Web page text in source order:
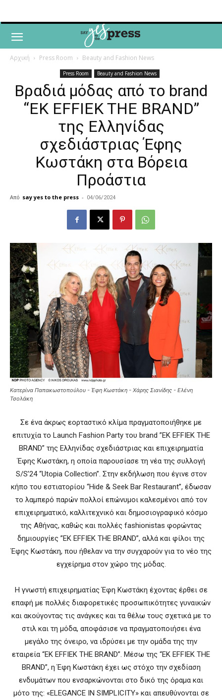
Αρχική Press Room Beauty and Fashion News
Press Room Beauty and Fashion News
Βραδιά μόδας από το brand
“EK EFFIEK THE BRAND”
της Ελληνίδας
σχεδιάστριας Έφης
Κωστάκη στα Βόρεια
Προάστια
Από say yes to the press - 04/06/2024
Κατερίνα Παπακωστοπούλου - Έφη Κωστάκη - Χάρης Σιανίδης - Ελένη
Τσολάκη
Σε ένα άκρως εορταστικό κλίμα πραγματοποιήθηκε με
επιτυχία το Launch Fashion Party του brand ”EK EFFIEK THE
BRAND” της Ελληνίδας σχεδιάστριας και επιχειρηματία
Έφης Κωστάκη, η οποία παρουσίασε τη νέα της συλλογή
S/S’24 “Utopia Collection”. Στην εκδήλωση που έγινε στον
κήπο του εστιατορίου “Hide & Seek Bar Restaurant”, έδωσαν
το λαμπερό παρών πολλοί επώνυμοι καλεσμένοι από τον
επιχειρηματικό, καλλιτεχνικό και δημοσιογραφικό κόσμο
της Αθήνας, καθώς και πολλές fashionistas φορώντας
δημιουργίες ”EK EFFIEK THE BRAND”, αλλά και φίλοι της
Έφης Κωστάκη, που ήθελαν να την συγχαρούν για το νέο της
εγχείρημα στον χώρο της μόδας.
Η γνωστή επιχειρηματίας Έφη Κωστάκη έχοντας έρθει σε
επαφή με πολλές διαφορετικές προσωπικότητες γυναικών
και ακούγοντας τις ανάγκες και τα θέλω τους σχετικά με το
στιλ και τη μόδα, αποφάσισε να πραγματοποιήσει ένα
μεγάλο της όνειρο, να ιδρύσει με την ομάδα της την
εταιρεία “EK EFFIEK THE BRAND”. Μέσω της “EK EFFIEK THE
BRAND”, η Έφη Κωστάκη έχει ως στόχο την σχεδίαση
ενδυμάτων που ενσαρκώνονται στο δικό της όραμα και
μότο της: «ELEGANCE IN SIMPLICITY» και απευθύνονται σε